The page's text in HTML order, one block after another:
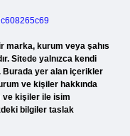
marka, kurum veya şahıs
Sitede yalnızca kendi
Burada yer alan içerikler
ve kişiler hakkında
ve kişiler ile isim
bilgiler taslak